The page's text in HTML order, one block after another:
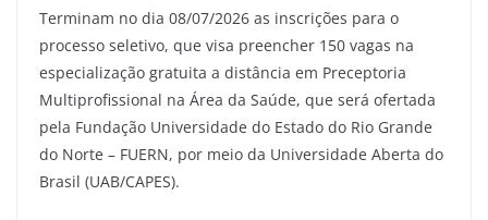
Terminam no dia 08/07/2026 as inscrições para o
processo seletivo, que visa preencher 150 vagas na
especialização gratuita a distância em Preceptoria
Multiprofissional na Área da Saúde, que será ofertada
pela Fundação Universidade do Estado do Rio Grande
do Norte – FUERN, por meio da Universidade Aberta do
Brasil (UAB/CAPES).